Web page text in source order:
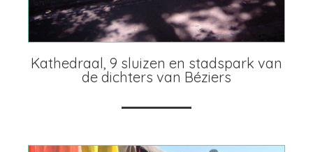
Kathedraal, 9 sluizen en stadspark van
de dichters van Béziers